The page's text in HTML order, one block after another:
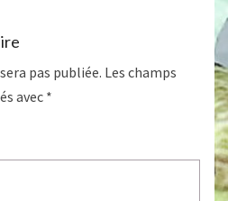
pas publiée. Les champs
avec *